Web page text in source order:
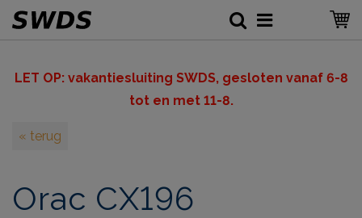
LET OP: vakantiesluiting SWDS, gesloten vanaf 6-8
tot en met 11-8.
« terug
Orac CX196